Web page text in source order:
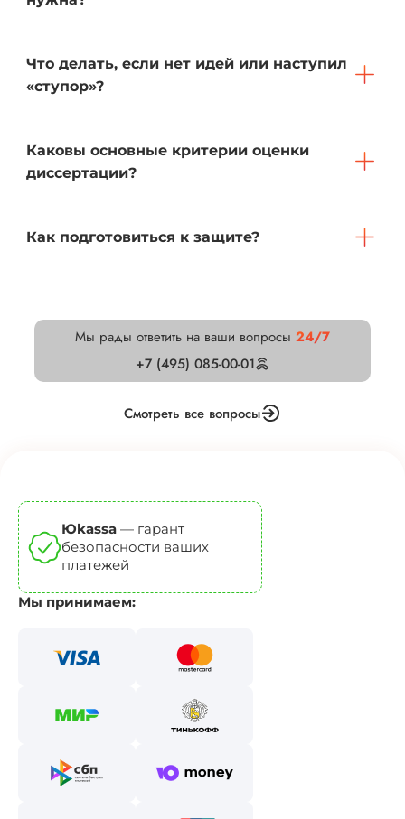
Что делать, если нет идей или наступил
«ступор»?
Каковы основные критерии оценки
диссертации?
Как подготовиться к защите?
Мы рады ответить на ваши вопросы 24/7
+7 (495) 085-00-01
Смотреть все вопросы
Юkassa — гарант
безопасности ваших
платежей
Мы принимаем: